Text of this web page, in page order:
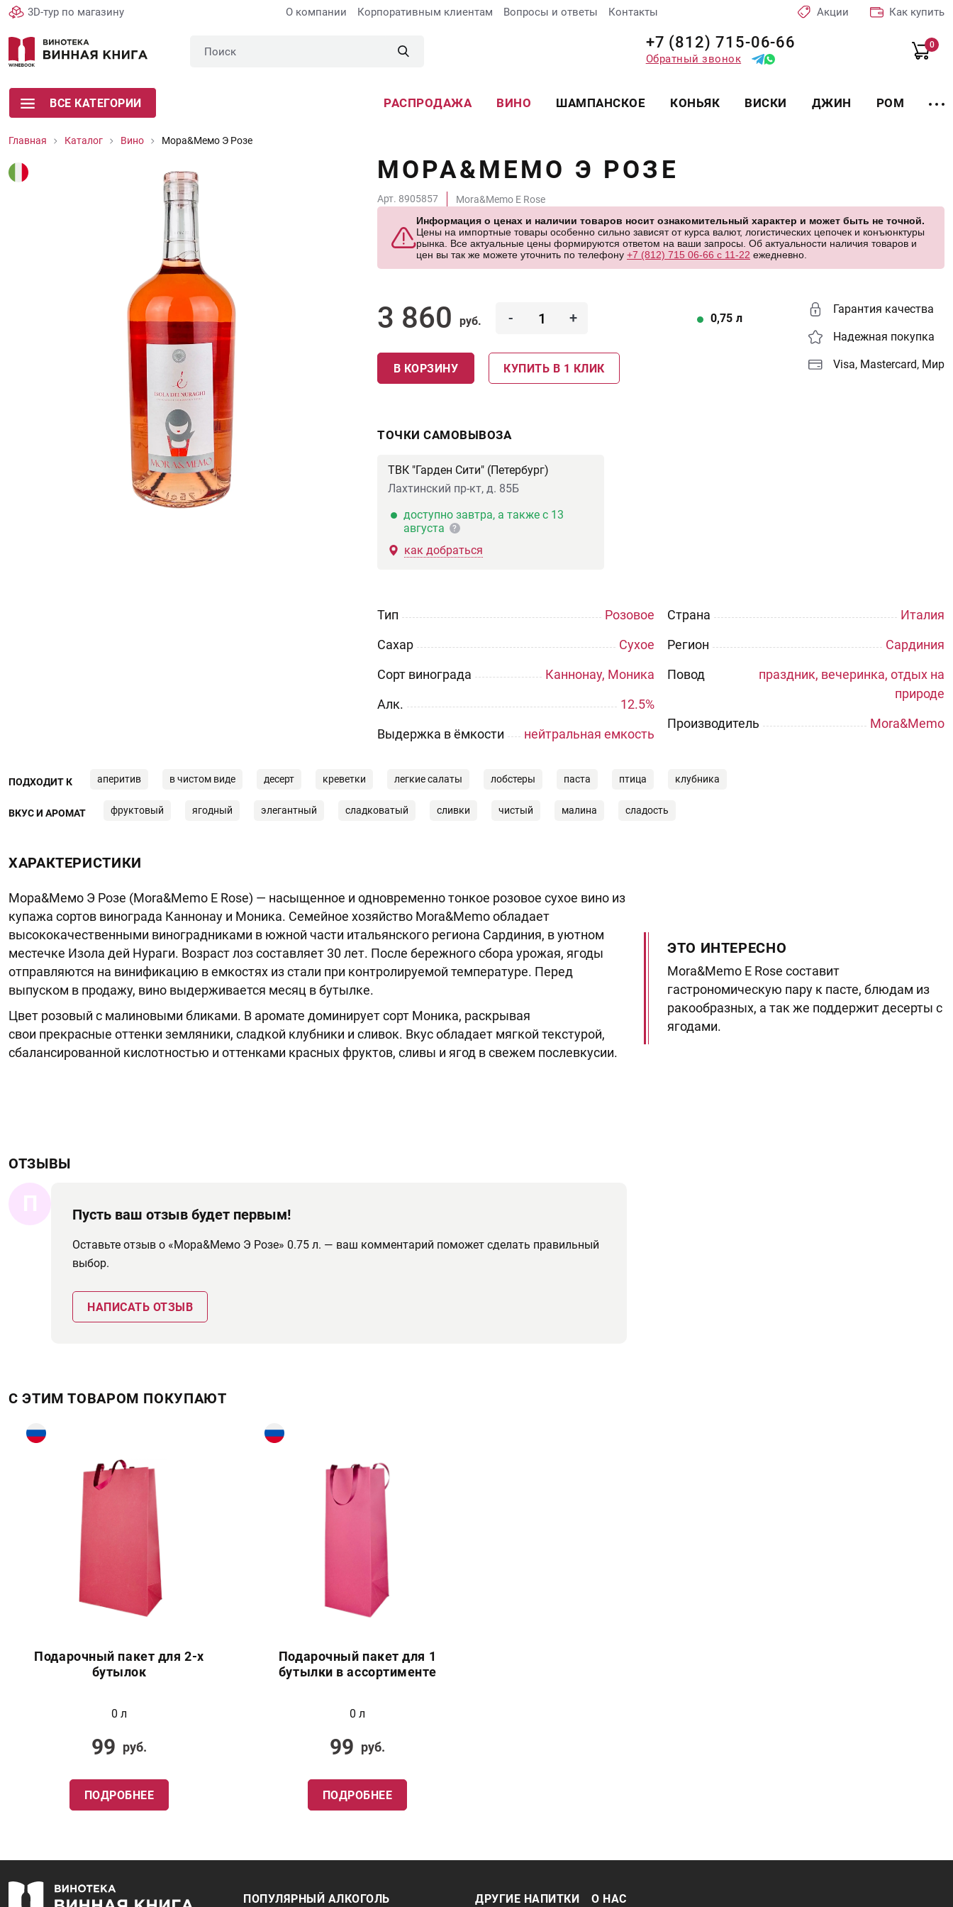
3D-тур по магазину О компании Корпоративным клиентам Вопросы и ответы Контакты Акции Как купить
+7 (812) 715-06-66
Обратный звонок
0
ВСЕ КАТЕГОРИИ РАСПРОДАЖА ВИНО ШАМПАНСКОЕ КОНЬЯК ВИСКИ ДЖИН РОМ
Главная Каталог Вино Мора&Мемо Э Розе
МОРА&МЕМО Э РОЗЕ
Арт. 8905857
Mora&Memo E Rose
Информация о ценах и наличии товаров носит ознакомительный характер и может быть не точной.
Цены на импортные товары особенно сильно зависят от курса валют, логистических цепочек и конъюнктуры
рынка. Все актуальные цены формируются ответом на ваши запросы. Об актуальности наличия товаров и
цен вы так же можете уточнить по телефону +7 (812) 715 06-66 с 11-22 ежедневно.
3 860 руб. - +
В КОРЗИНУ КУПИТЬ В 1 КЛИК
0,75 л
Гарантия качества
Надежная покупка
Visa, Mastercard, Мир
ТОЧКИ САМОВЫВОЗА
ТВК "Гарден Сити" (Петербург)
Лахтинский пр-кт, д. 85Б
доступно завтра, а также с 13
августа
?
как добраться
Тип
Розовое
Сахар
Сухое
Сорт винограда
Каннонау, Моника
Aлк.
12.5%
Выдержка в ёмкости
нейтральная емкость
Страна
Италия
Регион
Сардиния
Повод
праздник, вечеринка, отдых на
природе
Производитель
Mora&Memo
ПОДХОДИТ К аперитив в чистом виде десерт креветки легкие салаты лобстеры паста птица клубника
ВКУС И АРОМАТ фруктовый ягодный элегантный сладковатый сливки чистый малина сладость
ХАРАКТЕРИСТИКИ
Мора&Мемо Э Розе (Mora&Memo E Rose) — насыщенное и одновременно тонкое розовое сухое вино из
купажа сортов винограда Каннонау и Моника. Семейное хозяйство Mora&Memo обладает
высококачественными виноградниками в южной части итальянского региона Сардиния, в уютном
местечке Изола дей Нураги. Возраст лоз составляет 30 лет. После бережного сбора урожая, ягоды
отправляются на винификацию в емкостях из стали при контролируемой температуре. Перед
выпуском в продажу, вино выдерживается месяц в бутылке.
Цвет розовый с малиновыми бликами. В аромате доминирует сорт Моника, раскрывая
свои прекрасные оттенки земляники, сладкой клубники и сливок. Вкус обладает мягкой текстурой,
сбалансированной кислотностью и оттенками красных фруктов, сливы и ягод в свежем послевкусии.
ЭТО ИНТЕРЕСНО
Mora&Memo E Rose составит
гастрономическую пару к пасте, блюдам из
ракообразных, а так же поддержит десерты с
ягодами.
ОТЗЫВЫ
П Пусть ваш отзыв будет первым!
Оставьте отзыв о «Мора&Мемо Э Розе» 0.75 л. — ваш комментарий поможет сделать правильный
выбор.
НАПИСАТЬ ОТЗЫВ
С ЭТИМ ТОВАРОМ ПОКУПАЮТ
Подарочный пакет для 2-х
бутылок
0 л
99 руб.
ПОДРОБНЕЕ
Подарочный пакет для 1
бутылки в ассортименте
0 л
99 руб.
ПОДРОБНЕЕ
ПОПУЛЯРНЫЙ АЛКОГОЛЬ ДРУГИЕ НАПИТКИ О НАС